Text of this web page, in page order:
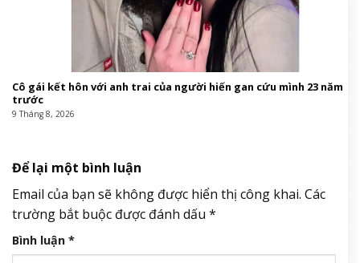
Cô gái kết hôn với anh trai của người hiến gan cứu mình 23 năm
trước
9 Tháng 8, 2026
Để lại một bình luận
Email của bạn sẽ không được hiển thị công khai. Các
trường bắt buộc được đánh dấu *
Bình luận *